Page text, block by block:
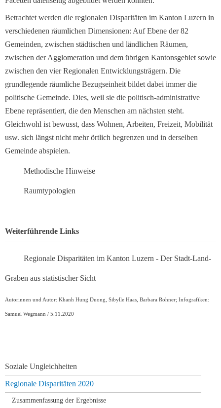
Betrachtet werden die regionalen Disparitäten im Kanton Luzern in
verschiedenen räumlichen Dimensionen: Auf Ebene der 82
Gemeinden, zwischen städtischen und ländlichen Räumen,
zwischen der Agglomeration und dem übrigen Kantonsgebiet sowie
zwischen den vier Regionalen Entwicklungsträgern. Die
grundlegende räumliche Bezugseinheit bildet dabei immer die
politische Gemeinde. Dies, weil sie die politisch-administrative
Ebene repräsentiert, die den Menschen am nächsten steht.
Gleichwohl ist bewusst, dass Wohnen, Arbeiten, Freizeit, Mobilität
usw. sich längst nicht mehr örtlich begrenzen und in derselben
Gemeinde abspielen.
Methodische Hinweise
Raumtypologien
Weiterführende Links
Regionale Disparitäten im Kanton Luzern - Der Stadt-Land-
Graben aus statistischer Sicht
Autorinnen und Autor: Khanh Hung Duong, Sibylle Haas, Barbara Rohner; Infografiken:
Samuel Wegmann / 5.11.2020
Navigation
überspringen
Soziale Ungleichheiten
Regionale Disparitäten 2020
Zusammenfassung der Ergebnisse